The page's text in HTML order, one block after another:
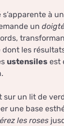
à
un
les
ustensiles est
sur un lit de
une base
les roses